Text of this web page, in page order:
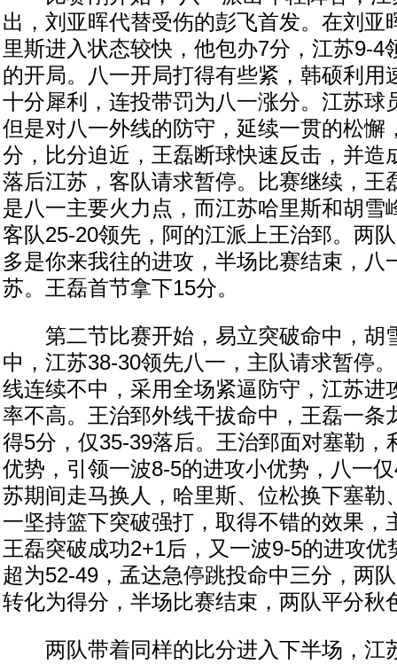
出，刘亚晖代替受伤的彭飞首发。在刘亚
里斯进入状态较快，他包办7分，江苏9-4
的开局。八一开局打得有些紧，韩硕利用
十分犀利，连投带罚为八一涨分。江苏球
但是对八一外线的防守，延续一贯的松懈
分，比分迫近，王磊断球快速反击，并造
落后江苏，客队请求暂停。比赛继续，王
是八一主要火力点，而江苏哈里斯和胡雪
客队25-20领先，阿的江派上王治郅。两
多是你来我往的进攻，半场比赛结束，八
苏。王磊首节拿下15分。
第二节比赛开始，易立突破命中，胡
中，江苏38-30领先八一，主队请求暂停
线连续不中，采用全场紧逼防守，江苏进
率不高。王治郅外线干拔命中，王磊一条
得5分，仅35-39落后。王治郅面对塞勒，
优势，引领一波8-5的进攻小优势，八一
苏期间走马换人，哈里斯、位松换下塞勒
一坚持篮下突破强打，取得不错的效果，
王磊突破成功2+1后，又一波9-5的进攻优
超为52-49，孟达急停跳投命中三分，两
转化为得分，半场比赛结束，两队平分秋
两队带着同样的比分进入下半场，江